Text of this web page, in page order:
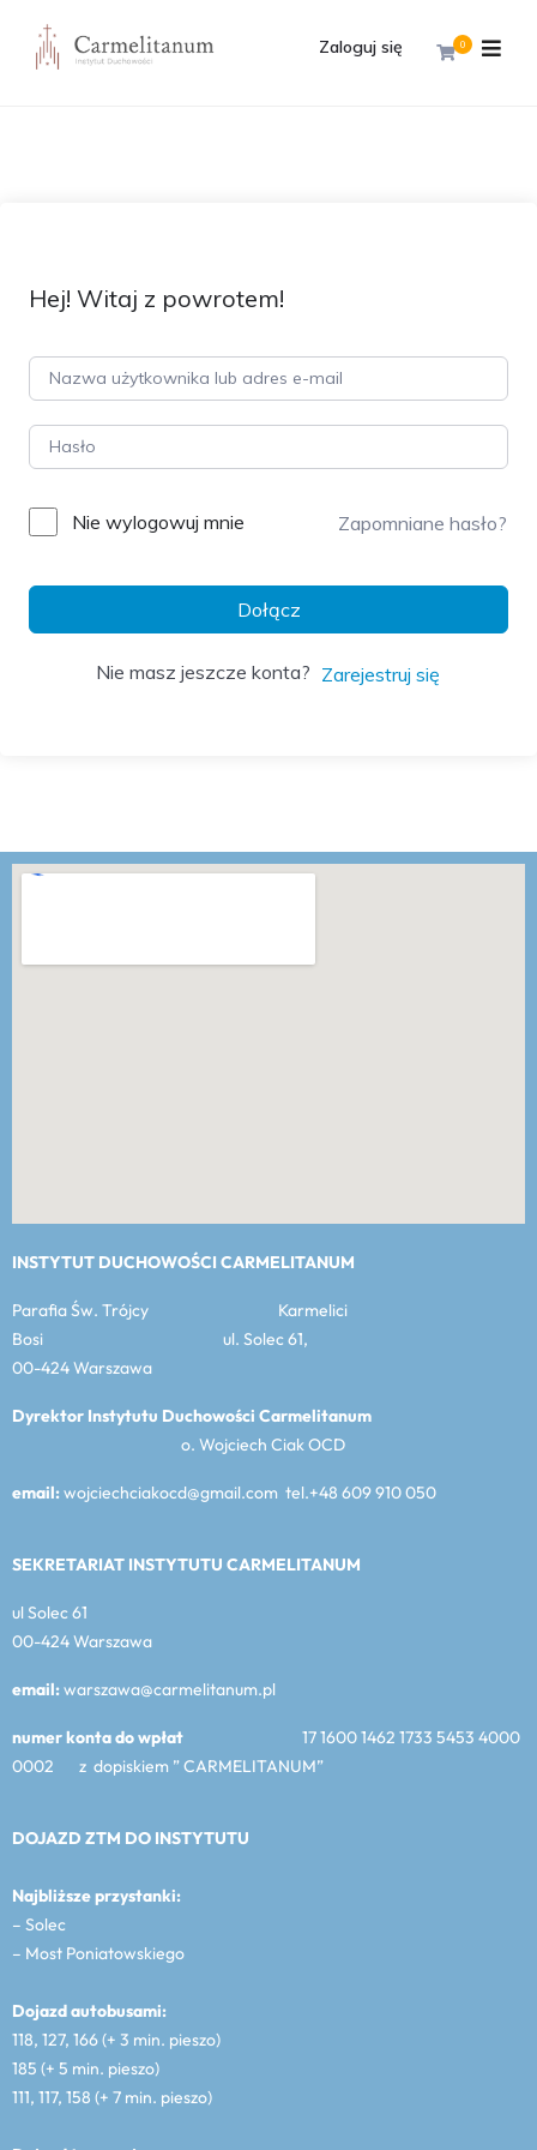
0
Zaloguj się
Hej! Witaj z powrotem!
Nie wylogowuj mnie Zapomniane hasło?
Dołącz
Nie masz jeszcze konta? Zarejestruj się
INSTYTUT DUCHOWOŚCI CARMELITANUM
Parafia Św. Trójcy Karmelici
Bosi ul. Solec 61,
00-424 Warszawa
Dyrektor Instytutu Duchowości Carmelitanum
o. Wojciech Ciak OCD
email:wojciechciakocd@gmail.com tel.+48 609 910 050
SEKRETARIAT INSTYTUTU CARMELITANUM
ul Solec 61
00-424 Warszawa
email:warszawa@carmelitanum.pl
numer konta do wpłat 17 1600 1462 1733 5453 4000
0002 z dopiskiem ” CARMELITANUM”
DOJAZD ZTM DO INSTYTUTU
Najbliższe przystanki:
– Solec
– Most Poniatowskiego
Dojazd autobusami:
118, 127, 166 (+ 3 min. pieszo)
185 (+ 5 min. pieszo)
111, 117, 158 (+ 7 min. pieszo)